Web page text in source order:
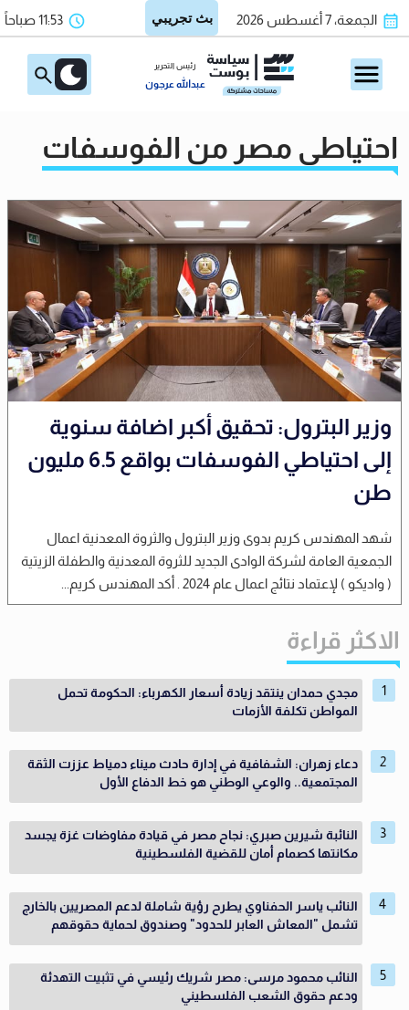
الجمعة، 7 أغسطس 2026 11:53 صباحاً
رئيس التحرير
عبدالله عرجون
احتياطي مصر من الفوسفات
وزير البترول: تحقيق أكبر اضافة سنوية
إلى احتياطي الفوسفات بواقع 6.5 مليون
طن
شهد المهندس كريم بدوى وزير البترول والثروة المعدنية اعمال
الجمعية العامة لشركة الوادى الجديد للثروة المعدنية والطفلة الزيتية
( واديكو ) لإعتماد نتائج اعمال عام 2024 . أكد المهندس كريم...
الاكثر قراءة
مجدي حمدان ينتقد زيادة أسعار الكهرباء: الحكومة تحمل
المواطن تكلفة الأزمات
دعاء زهران: الشفافية في إدارة حادث ميناء دمياط عززت الثقة
المجتمعية.. والوعي الوطني هو خط الدفاع الأول
النائبة شيرين صبري: نجاح مصر في قيادة مفاوضات غزة يجسد
مكانتها كصمام أمان للقضية الفلسطينية
النائب ياسر الحفناوي يطرح رؤية شاملة لدعم المصريين بالخارج
تشمل "المعاش العابر للحدود" وصندوق لحماية حقوقهم
النائب محمود مرسى: مصر شريك رئيسي في تثبيت التهدئة
ودعم حقوق الشعب الفلسطيني